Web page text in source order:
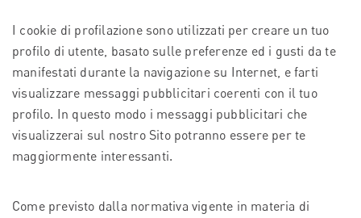
I cookie di profilazione sono utilizzati per creare un tuo
profilo di utente, basato sulle preferenze ed i gusti da te
manifestati durante la navigazione su Internet, e farti
visualizzare messaggi pubblicitari coerenti con il tuo
profilo. In questo modo i messaggi pubblicitari che
visualizzerai sul nostro Sito potranno essere per te
maggiormente interessanti.
Come previsto dalla normativa vigente in materia di